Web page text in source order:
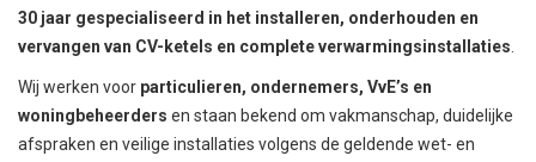
30 jaar gespecialiseerd in het installeren, onderhouden en
vervangen van CV-ketels en complete verwarmingsinstallaties
Wij werken voor particulieren, ondernemers, VvE’s en
woningbeheerders en staan bekend om vakmanschap, duidelijke
afspraken en veilige installaties volgens de geldende wet- en